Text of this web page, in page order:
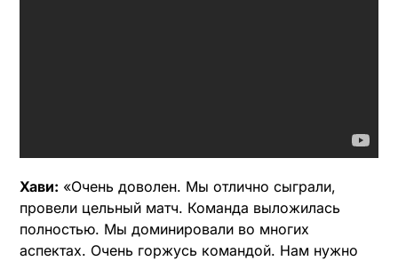
Хави: «Очень доволен. Мы отлично сыграли,
провели цельный матч. Команда выложилась
полностью. Мы доминировали во многих
аспектах. Очень горжусь командой. Нам нужно